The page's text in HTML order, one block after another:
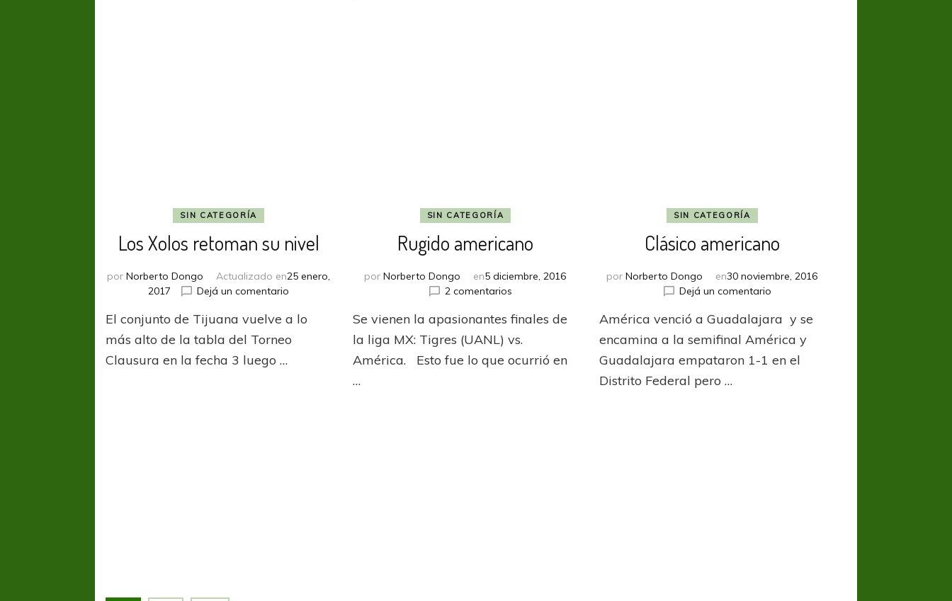
SIN CATEGORÍA
Los Xolos retoman su nivel
porNorberto Dongo Actualizado en25 enero,
2017
Dejá un comentario
Xolos
El conjunto de Tijuana vuelve a lo
más alto de la tabla del Torneo
Clausura en la fecha 3 luego …
SIN CATEGORÍA
Rugido americano
porNorberto Dongo en5 diciembre, 2016
2 comentariosen
americano
Se vienen la apasionantes finales de
la liga MX: Tigres (UANL) vs.
América. Esto fue lo que ocurrió en
…
SIN CATEGORÍA
Clásico americano
porNorberto Dongo en30 noviembre, 2016
Dejá un comentarioen
americano
América venció a Guadalajara y se
encamina a la semifinal América y
Guadalajara empataron 1-1 en el
Distrito Federal pero …